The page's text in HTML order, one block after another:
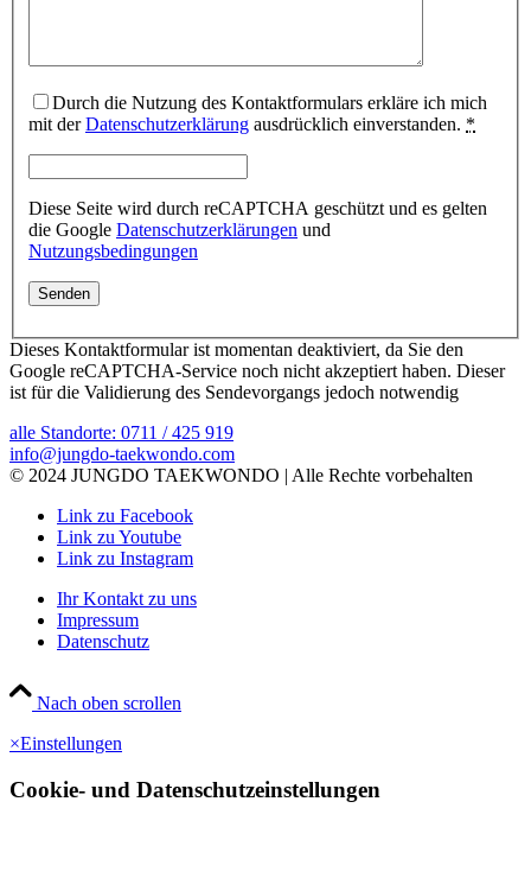
Durch die Nutzung des Kontaktformulars erkläre ich mich
mit derDatenschutzerklärung ausdrücklich einverstanden. *
Diese Seite wird durch reCAPTCHA geschützt und es gelten
die Google Datenschutzerklärungen und
Nutzungsbedingungen
Dieses Kontaktformular ist momentan deaktiviert, da Sie den
Google reCAPTCHA-Service noch nicht akzeptiert haben. Dieser
ist für die Validierung des Sendevorgangs jedoch notwendig
alle Standorte: 0711 / 425 919
info@jungdo-taekwondo.com
© 2024 JUNGDO TAEKWONDO | Alle Rechte vorbehalten
Link zu Facebook
Link zu Youtube
Link zu Instagram
Ihr Kontakt zu uns
Impressum
Datenschutz
Nach oben scrollen
×Einstellungen
Cookie- und Datenschutzeinstellungen